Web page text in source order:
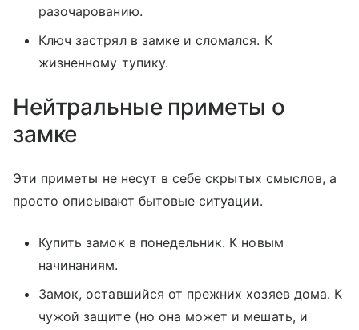
разочарованию.
Ключ застрял в замке и сломался. К
жизненному тупику.
Нейтральные приметы о
замке
Эти приметы не несут в себе скрытых смыслов, а
просто описывают бытовые ситуации.
Купить замок в понедельник. К новым
начинаниям.
Замок, оставшийся от прежних хозяев дома. К
чужой защите (но она может и мешать, и